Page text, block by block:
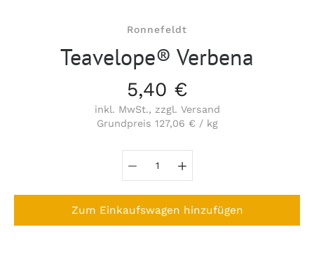
Ronnefeldt
Teavelope® Verbena
5,40 €
inkl. MwSt., zzgl. Versand
Grundpreis 127,06 € / kg
Zum Einkaufswagen hinzufügen